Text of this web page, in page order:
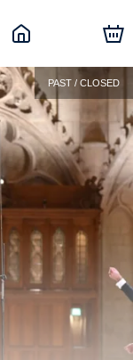
PAST / CLOSED